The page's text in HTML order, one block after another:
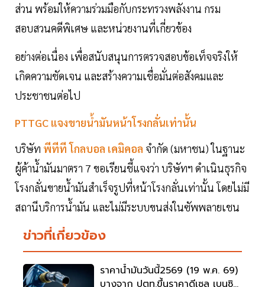
ส่วน พร้อมให้ความร่วมมือกับกระทรวงพลังงาน กรม
สอบสวนคดีพิเศษ และหน่วยงานที่เกี่ยวข้อง
อย่างต่อเนื่อง เพื่อสนับสนุนการตรวจสอบข้อเท็จจริงให้
เกิดความชัดเจน และสร้างความเชื่อมั่นต่อสังคมและ
ประชาชนต่อไป
PTTGC แจงขายน้ำมันหน้าโรงกลั่นเท่านั้น
บริษัท พีทีที โกลบอล เคมิคอล จำกัด (มหาชน) ในฐานะ
ผู้ค้าน้ำมันมาตรา 7 ขอเรียนชี้แจงว่า บริษัทฯ ดำเนินธุรกิจ
โรงกลั่นขายน้ำมันสำเร็จรูปที่หน้าโรงกลั่นเท่านั้น โดยไม่มี
สถานีบริการน้ำมัน และไม่มีระบบขนส่งในซัพพลายเชน
ข่าวที่เกี่ยวข้อง
ราคาน้ำมันวันนี้2569 (19 พ.ค. 69)
บางจาก ปตท.ขึ้นราคาดีเซล เบนซิน